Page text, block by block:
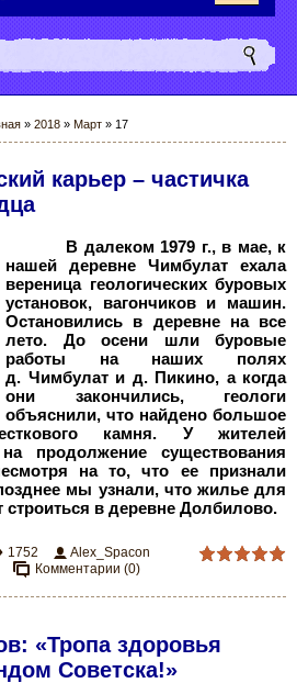
» 2018 » Март » 17
карьер – частичка
В далеком 1979 г., в мае, к
нашей деревне Чимбулат ехала
вереница геологических буровых
установок, вагончиков и машин.
Остановились в деревне на все
лето. До осени шли буровые
работы на наших полях
д. Чимбулат и д. Пикино, а когда
они закончились, геологи
объяснили, что найдено большое
камня. У жителей
продолжение существования
на то, что ее признали
мы узнали, что жилье для
строиться в деревне Долбилово.
1752
Alex_Spacon
Комментарии (0)
«Тропа здоровья
Советска!»